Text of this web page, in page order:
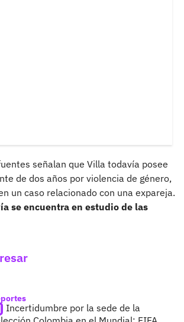
señalan que Villa todavía posee
de dos años por violencia de género,
un caso relacionado con una expareja.
se encuentra en estudio de las
Incertidumbre por la sede de la